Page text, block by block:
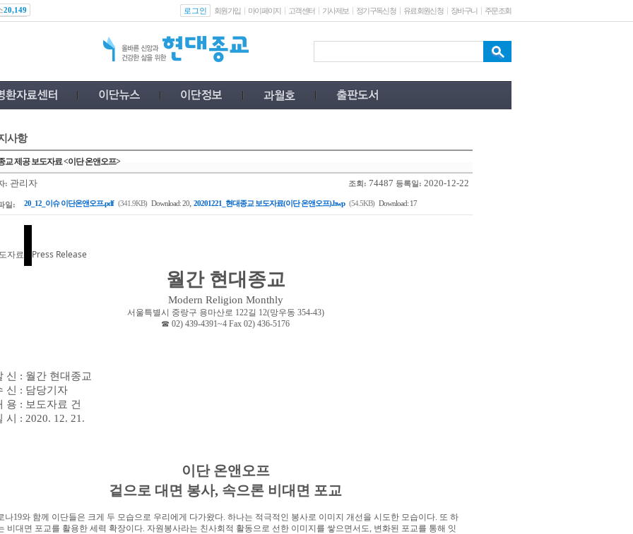
20,149 로그인 회원가입 마이페이지 고객센터 기사제보 정기구독신청 유료회원신청 장바구니 주문조회
사항
교 제공 보도자료 <이단 온앤오프>
: 관리자 조회: 74487 등록일: 2020-12-22
일: 20_12_이슈 이단온앤오프.pdf (341.9KB) Download: 20, 20201221_현대종교 보도자료(이단 온앤오프).hwp (54.5KB) Download: 17
자료 Press Release
월간 현대종교
Modern Religion Monthly
서울특별시 중랑구 용마산로 122길 12(망우동 354-43)
☎ 02) 439-4391~4 Fax 02) 436-5176
신 : 월간 현대종교
신 : 담당기자
용 : 보도자료 건
시 : 2020. 12. 21.
이단 온앤오프
겉으로 대면 봉사, 속으론 비대면 포교
나19와 함께 이단들은 크게 두 모습으로 우리에게 다가왔다. 하나는 적극적인 봉사로 이미지 개선을 시도한 모습이다. 또 하
비대면 포교를 활용한 세력 확장이다. 자원봉사라는 친사회적 활동으로 선한 이미지를 쌓으면서도, 변화된 포교를 통해 잇